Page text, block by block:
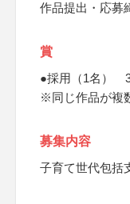
作品提出・応募
賞
●採用（1名）
※同じ作品が複
募集内容
子育て世代包括